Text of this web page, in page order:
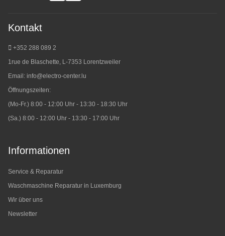
Kontakt
+352 288 089 2
1rue de Blaschette, L-7353 Lorentzweiler
Email: info@electro-center.lu
Öffnungszeiten:
(Mo-Fr.) 8:00 - 12:00 Uhr - 13:30 - 18:30 Uhr
(Sa.) 8:00 - 12:00 Uhr - 13:30 - 17:00 Uhr
Informationen
Service & Reparatur
Waschmaschine Reparatur in Luxemburg
Wir über uns
Newsletter